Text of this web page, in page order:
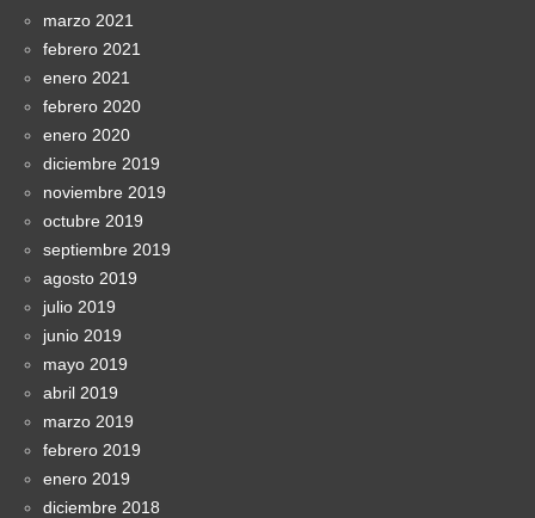
marzo 2021
febrero 2021
enero 2021
febrero 2020
enero 2020
diciembre 2019
noviembre 2019
octubre 2019
septiembre 2019
agosto 2019
julio 2019
junio 2019
mayo 2019
abril 2019
marzo 2019
febrero 2019
enero 2019
diciembre 2018